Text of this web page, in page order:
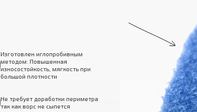
Изготовлен иглопробивным
методом: Повышенная
износостойкость, мягкость при
большой плотности
Не требует доработки периметра
так как ворс не сыпется